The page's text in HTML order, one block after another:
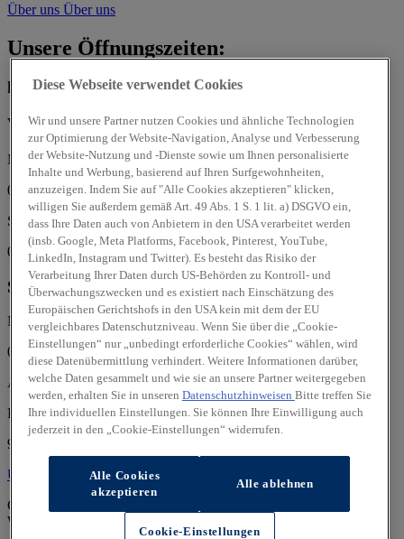
Über uns Über uns
Unsere Öffnungszeiten:
heutevon 09:00 bis 11:30
Verkauf
Mo, Di, Mi, Do, Fr:
08:00 - 18:00 Uhr
Sa:
09:00 - 11:30 Uhr
Service
Mo, Di, Mi, Do, Fr:
08:00 - 18:00 Uhr
Autohaus Hocksch GmbH
Frohndorfer Str. 33
99610 Sömmerda
Über uns
Über uns
Geprüfte Gebrauchtwagen:
Wir sind offizieller
Diese Webseite verwendet Cookies
Wir und unsere Partner nutzen Cookies und ähnliche Technologien
zur Optimierung der Website-Navigation, Analyse und Verbesserung
der Website-Nutzung und -Dienste sowie um Ihnen personalisierte
Inhalte und Werbung, basierend auf Ihren Surfgewohnheiten,
anzuzeigen. Indem Sie auf "Alle Cookies akzeptieren" klicken,
willigen Sie außerdem gemäß Art. 49 Abs. 1 S. 1 lit. a) DSGVO ein,
dass Ihre Daten auch von Anbietern in den USA verarbeitet werden
(insb. Google, Meta Platforms, Facebook, Pinterest, YouTube,
LinkedIn, Instagram und Twitter). Es besteht das Risiko der
Verarbeitung Ihrer Daten durch US-Behörden zu Kontroll- und
Überwachungszwecken und es existiert nach Einschätzung des
Europäischen Gerichtshofs in den USA kein mit dem der EU
vergleichbares Datenschutzniveau. Wenn Sie über die „Cookie-
Einstellungen“ nur „unbedingt erforderliche Cookies“ wählen, wird
diese Datenübermittlung verhindert. Weitere Informationen darüber,
welche Daten gesammelt und wie sie an unsere Partner weitergegeben
werden, erhalten Sie in unseren Datenschutzhinweisen Bitte treffen Sie
Ihre individuellen Einstellungen. Sie können Ihre Einwilligung auch
jederzeit in den „Cookie-Einstellungen“ widerrufen.
Alle Cookies
akzeptieren
Alle ablehnen
Cookie-Einstellungen